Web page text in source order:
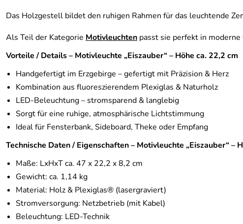
Das Holzgestell bildet den ruhigen Rahmen für das leuchtende
Als Teil der Kategorie Motivleuchten passt sie perfekt in
Vorteile / Details – Motivleuchte „Eiszauber“ – Höhe ca. 22,2 cm
Handgefertigt im Erzgebirge – gefertigt mit Präzision & Herz
Kombination aus fluoreszierendem Plexiglas & Naturholz
LED-Beleuchtung – stromsparend & langlebig
Sorgt für eine ruhige, atmosphärische Lichtstimmung
Ideal für Fensterbank, Sideboard, Theke oder Empfang
Technische Daten / Eigenschaften – Motivleuchte „Eiszauber“ –
Maße: LxHxT ca. 47 x 22,2 x 8,2 cm
Gewicht: ca. 1,14 kg
Material: Holz & Plexiglas® (lasergraviert)
Stromversorgung: Netzbetrieb (mit Kabel)
Beleuchtung: LED-Technik